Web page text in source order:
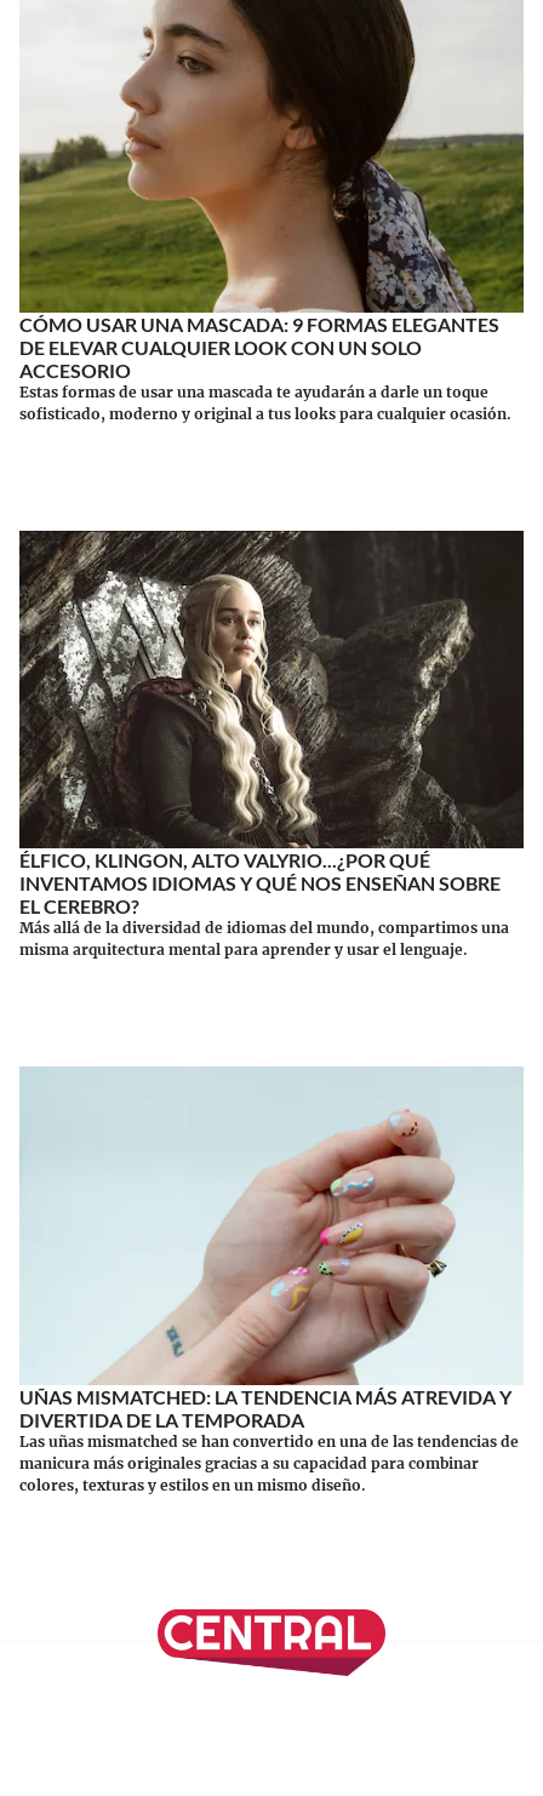
CÓMO USAR UNA MASCADA: 9 FORMAS ELEGANTES
DE ELEVAR CUALQUIER LOOK CON UN SOLO
ACCESORIO
Estas formas de usar una mascada te ayudarán a darle un toque
sofisticado, moderno y original a tus looks para cualquier ocasión.
ÉLFICO, KLINGON, ALTO VALYRIO...¿POR QUÉ
INVENTAMOS IDIOMAS Y QUÉ NOS ENSEÑAN SOBRE
EL CEREBRO?
Más allá de la diversidad de idiomas del mundo, compartimos una
misma arquitectura mental para aprender y usar el lenguaje.
UÑAS MISMATCHED: LA TENDENCIA MÁS ATREVIDA Y
DIVERTIDA DE LA TEMPORADA
Las uñas mismatched se han convertido en una de las tendencias de
manicura más originales gracias a su capacidad para combinar
colores, texturas y estilos en un mismo diseño.